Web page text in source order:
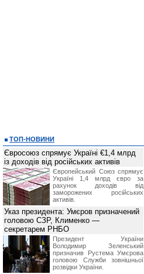
ТОП-НОВИНИ
Євросоюз спрямує Україні €1,4 млрд
із доходів від російських активів
Європейський Союз спрямує
Україні 1,4 млрд євро за
рахунок доходів від
заморожених російських
активів.
Указ президента: Умєров призначений
головою СЗР, Клименко —
секретарем РНБО
Президент України
Володимир Зеленський
призначив Pустема Умєрова
головою Служби зовнішньої
розвідки України.